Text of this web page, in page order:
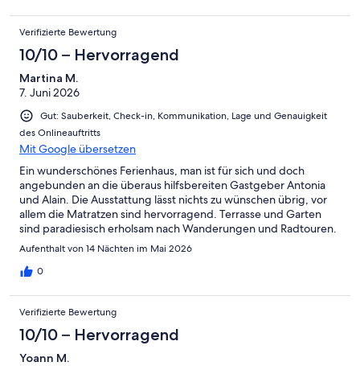
Verifizierte Bewertung
10/10 – Hervorragend
Martina M.
7. Juni 2026
Gut: Sauberkeit, Check-in, Kommunikation, Lage und Genauigkeit
des Onlineauftritts
Mit Google übersetzen
Ein wunderschönes Ferienhaus, man ist für sich und doch
angebunden an die überaus hilfsbereiten Gastgeber Antonia
und Alain. Die Ausstattung lässt nichts zu wünschen übrig, vor
allem die Matratzen sind hervorragend. Terrasse und Garten
sind paradiesisch erholsam nach Wanderungen und Radtouren.
Vielen Dank liebe Antonia und Alain für zwei wunderbare
Aufenthalt von 14 Nächten im Mai 2026
0
Verifizierte Bewertung
10/10 – Hervorragend
Yoann M.